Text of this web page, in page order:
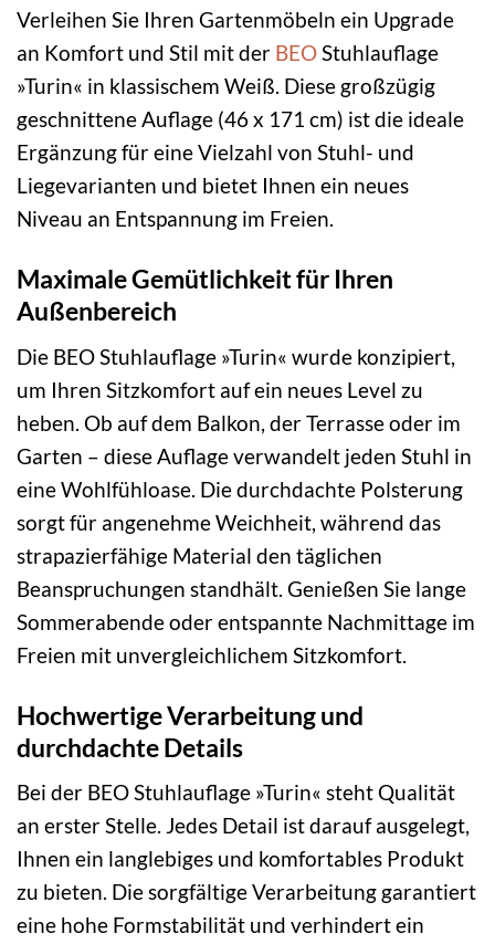
Verleihen Sie Ihren Gartenmöbeln ein Upgrade
an Komfort und Stil mit der BEOStuhlauflage
»Turin« in klassischem Weiß. Diese großzügig
geschnittene Auflage (46 x 171 cm) ist die ideale
Ergänzung für eine Vielzahl von Stuhl- und
Liegevarianten und bietet Ihnen ein neues
Niveau an Entspannung im Freien.
Maximale Gemütlichkeit für Ihren
Außenbereich
Die BEO Stuhlauflage »Turin« wurde konzipiert,
um Ihren Sitzkomfort auf ein neues Level zu
heben. Ob auf dem Balkon, der Terrasse oder im
Garten – diese Auflage verwandelt jeden Stuhl in
eine Wohlfühloase. Die durchdachte Polsterung
sorgt für angenehme Weichheit, während das
strapazierfähige Material den täglichen
Beanspruchungen standhält. Genießen Sie lange
Sommerabende oder entspannte Nachmittage im
Freien mit unvergleichlichem Sitzkomfort.
Hochwertige Verarbeitung und
durchdachte Details
Bei der BEO Stuhlauflage »Turin« steht Qualität
an erster Stelle. Jedes Detail ist darauf ausgelegt,
Ihnen ein langlebiges und komfortables Produkt
zu bieten. Die sorgfältige Verarbeitung garantiert
eine hohe Formstabilität und verhindert ein